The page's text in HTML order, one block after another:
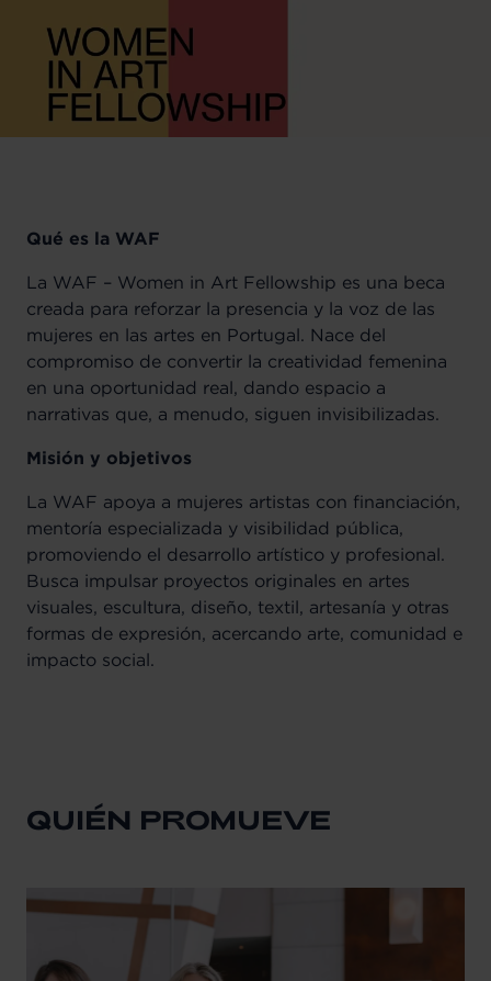
Qué es la WAF
La WAF – Women in Art Fellowship es una beca
creada para reforzar la presencia y la voz de las
mujeres en las artes en Portugal. Nace del
compromiso de convertir la creatividad femenina
en una oportunidad real, dando espacio a
narrativas que, a menudo, siguen invisibilizadas.
Misión y objetivos
La WAF apoya a mujeres artistas con financiación,
mentoría especializada y visibilidad pública,
promoviendo el desarrollo artístico y profesional.
Busca impulsar proyectos originales en artes
visuales, escultura, diseño, textil, artesanía y otras
formas de expresión, acercando arte, comunidad e
impacto social.
QUIÉN PROMUEVE